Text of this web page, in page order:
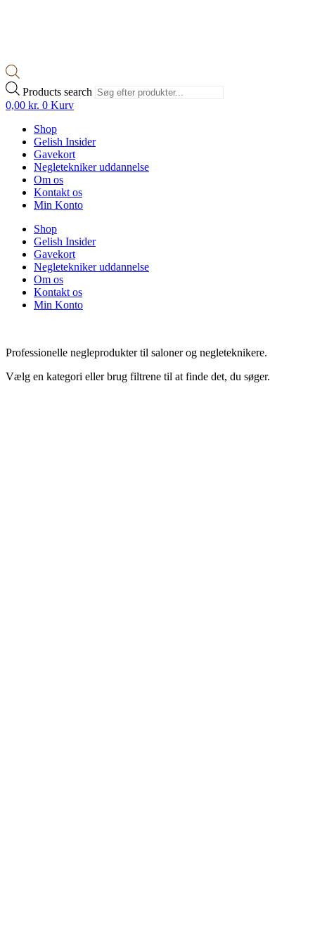
Products search
0,00 kr. 0 Kurv
Shop
Gelish Insider
Gavekort
Negletekniker uddannelse
Om os
Kontakt os
Min Konto
Shop
Gelish Insider
Gavekort
Negletekniker uddannelse
Om os
Kontakt os
Min Konto
Professionelle negleprodukter til saloner og negleteknikere.
Vælg en kategori eller brug filtrene til at finde det, du søger.